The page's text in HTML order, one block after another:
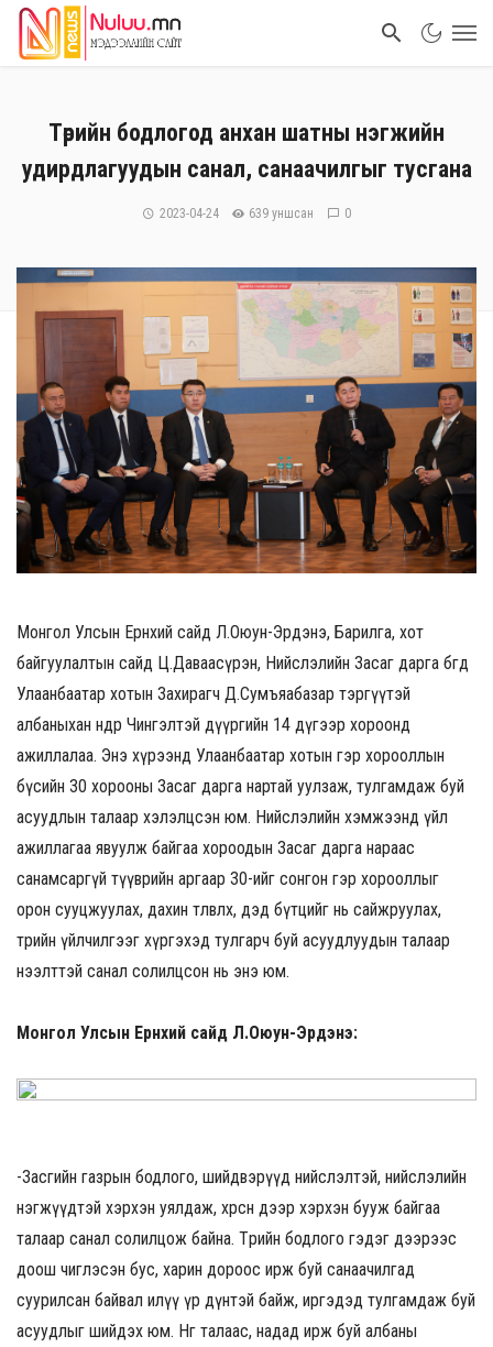
Төрийн бодлогод анхан шатны нэгжийн
удирдлагуудын санал, санаачилгыг тусгана
2023-04-24 639 уншсан 0
Монгол Улсын Ерөнхий сайд Л.Оюун-Эрдэнэ, Барилга, хот
байгуулалтын сайд Ц.Даваасүрэн, Нийслэлийн Засаг дарга бөгөөд
Улаанбаатар хотын Захирагч Д.Сумъяабазар тэргүүтэй
албаныхан өнөөдөр Чингэлтэй дүүргийн 14 дүгээр хороонд
ажиллалаа. Энэ хүрээнд Улаанбаатар хотын гэр хорооллын
бүсийн 30 хорооны Засаг дарга нартай уулзаж, тулгамдаж буй
асуудлын талаар хэлэлцсэн юм. Нийслэлийн хэмжээнд үйл
ажиллагаа явуулж байгаа хороодын Засаг дарга нараас
санамсаргүй түүврийн аргаар 30-ийг сонгон гэр хорооллыг
орон сууцжуулах, дахин төлөвлөх, дэд бүтцийг нь сайжруулах,
төрийн үйлчилгээг хүргэхэд тулгарч буй асуудлуудын талаар
нээлттэй санал солилцсон нь энэ юм.
Монгол Улсын Ерөнхий сайд Л.Оюун-Эрдэнэ:
-Засгийн газрын бодлого, шийдвэрүүд нийслэлтэй, нийслэлийн
нэгжүүдтэй хэрхэн уялдаж, хөрсөн дээр хэрхэн бууж байгаа
талаар санал солилцож байна. Төрийн бодлого гэдэг дээрээс
доош чиглэсэн бус, харин дороос ирж буй санаачилгад
суурилсан байвал илүү үр дүнтэй байж, иргэдэд тулгамдаж буй
асуудлыг шийдэх юм. Нөгөө талаас, надад ирж буй албаны